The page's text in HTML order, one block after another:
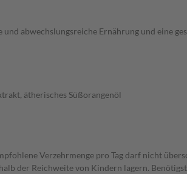
abwechslungsreiche Ernährung und eine
ätherisches Süßorangenöl
Verzehrmenge pro Tag darf nicht
der Reichweite von Kindern lagern.